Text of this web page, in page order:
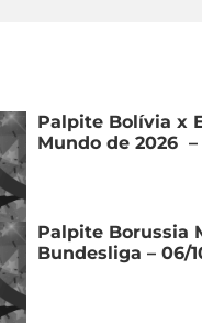
Palpite Bolívia x
Mundo de 2026 –
Palpite Borussia
Bundesliga – 06/